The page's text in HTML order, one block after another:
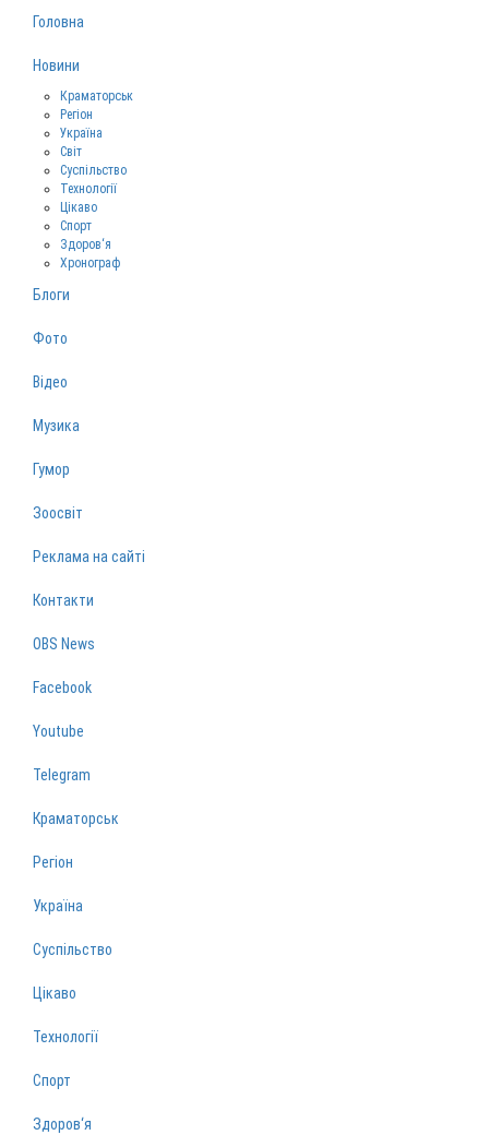
Головна
Новини
Краматорськ
Регіон
Україна
Світ
Суспільство
Технології
Цікаво
Спорт
Здоров‘я
Хронограф
Блоги
Фото
Відео
Музика
Гумор
Зоосвіт
Реклама на сайті
Контакти
OBS News
Facebook
Youtube
Telegram
Краматорськ
Регіон
Україна
Суспільство
Цікаво
Технології
Спорт
Здоров‘я